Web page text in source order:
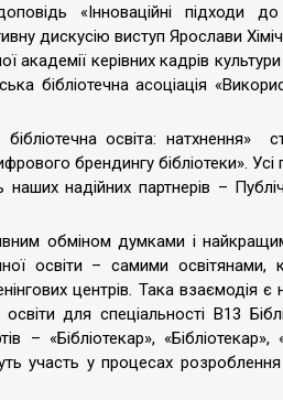
«Інноваційні підходи
дискусію виступ Ярослави
академії керівних кадрів
бібліотечна асоціація
освіта: натхнення»
брендингу бібліотеки». Усі
надійних партнерів –
обміном думками і
освіти – самими освітянами,
центрів. Така
для спеціальності В13
– «Бібліотекар», «Бібліотекар»,
участь у процесах